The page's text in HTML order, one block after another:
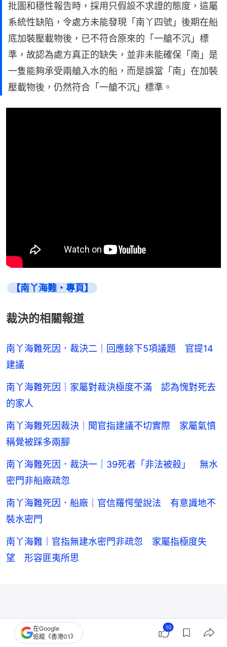
批圖和穩性報告時，採用只假設不求證的態度，這屬
系統性缺陷，令處方未能發現「南丫四號」後期在船
底加裝壓載物後，已不符合原來的「一艙不沉」標
準，故認為處方真正的缺失，並非未能確保「南」是
一隻能夠承受兩艙入水的船，而是誤當「南」在加裝
壓載物後，仍然符合「一艙不沉」標準。
【南丫海難・專頁】
裁決的相關報道
南丫海難死因．裁決二｜回應餘下5項議題 官提14
建議
南丫海難死因｜家屬對裁決極度不滿 認為愧對死去
的家人
南丫海難死因裁決｜聞官指建議不切實際 家屬氣憤
稱覺被踩多兩腳
南丫海難死因．裁決一｜39死者「非法被殺」 無水
密門非船廠疏忽
南丫海難死因．船廠｜官信羅愕瑩說法 有意識地不
裝水密門
南丫海難｜官指無建水密門非疏忽 家屬指極度失
望 形容匪夷所思
在Google
追蹤《香港01》
10